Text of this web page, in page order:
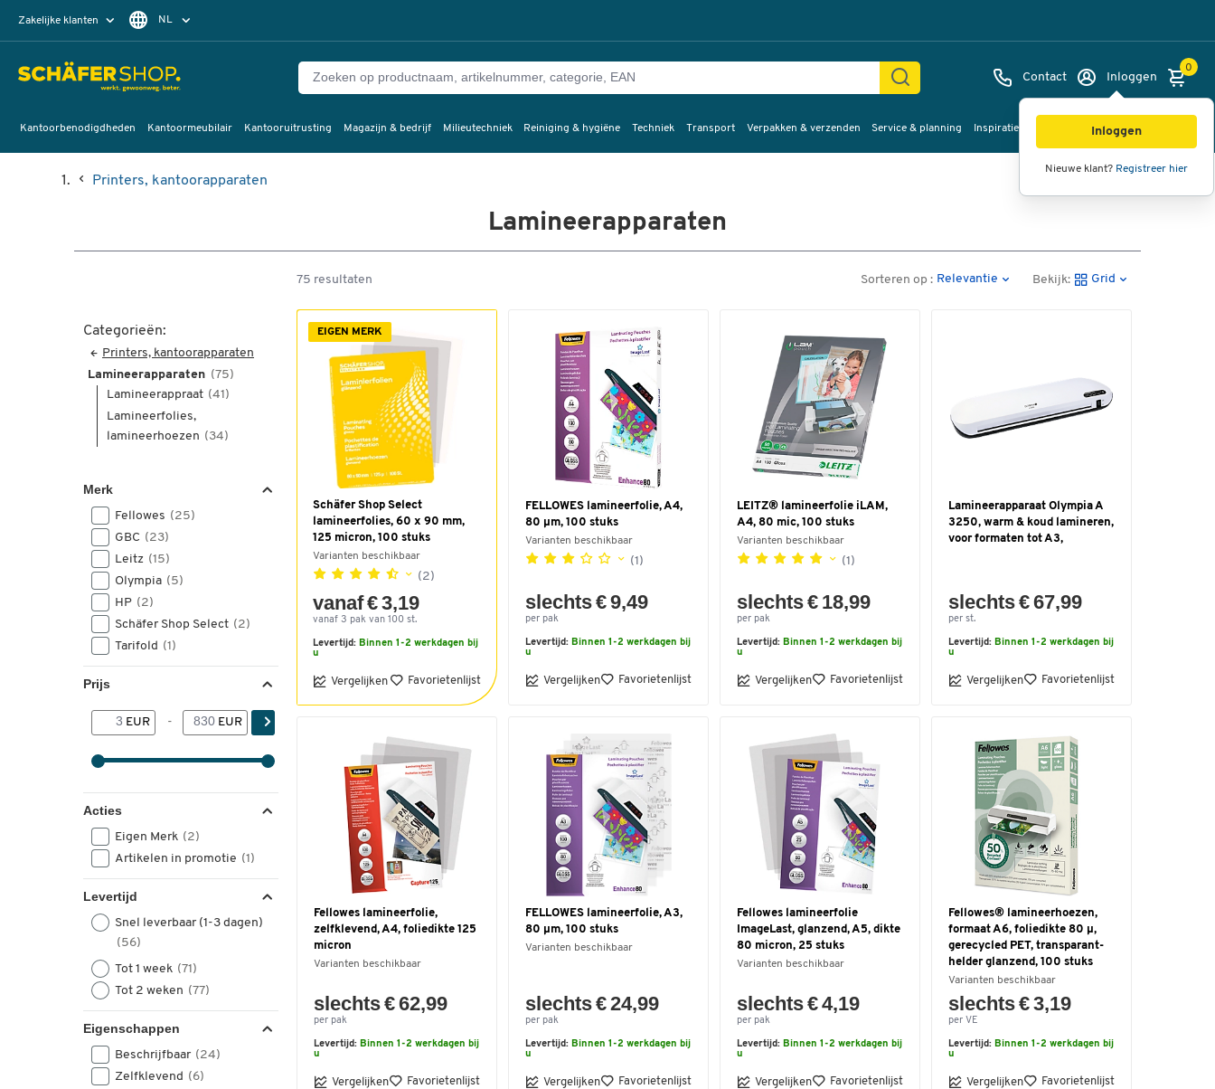
Zakelijke klanten NL
Contact Inloggen
Inloggen
Nieuwe klant? Registreer hier
0
Kantoorbenodigdheden Kantoormeubilair Kantooruitrusting Magazijn & bedrijf Milieutechniek Reiniging & hygiëne Techniek Transport Verpakken & verzenden Service & planning Inspiratie
Printers, kantoorapparaten
Lamineerapparaten
Categorieën:
Printers, kantoorapparaten
Lamineerapparaten (75)
Lamineerappraat (41)
Lamineerfolies,
lamineerhoezen (34)
Merk
Fellowes (25)
GBC (23)
Leitz (15)
Olympia (5)
HP (2)
Schäfer Shop Select (2)
Tarifold (1)
Prijs
EUR - EUR
Acties
Eigen Merk (2)
Artikelen in promotie (1)
Levertijd
Snel leverbaar (1-3 dagen)
(56)
Tot 1 week (71)
Tot 2 weken (77)
Eigenschappen
Beschrijfbaar (24)
Zelfklevend (6)
75 resultaten Sorteren op : Relevantie Bekijk: Grid
EIGEN MERK
Schäfer Shop Select
lamineerfolies, 60 x 90 mm,
125 micron, 100 stuks
Varianten beschikbaar
(2)
vanaf € 3,19
vanaf 3 pak van 100 st.
Levertijd: Binnen 1-2 werkdagen bij
u
Vergelijken Favorietenlijst
FELLOWES lamineerfolie, A4,
80 µm, 100 stuks
Varianten beschikbaar
(1)
slechts € 9,49
per pak
Levertijd: Binnen 1-2 werkdagen bij
u
Vergelijken Favorietenlijst
LEITZ® lamineerfolie iLAM,
A4, 80 mic, 100 stuks
Varianten beschikbaar
(1)
slechts € 18,99
per pak
Levertijd: Binnen 1-2 werkdagen bij
u
Vergelijken Favorietenlijst
Lamineerapparaat Olympia A
3250, warm & koud lamineren,
voor formaten tot A3,
slechts € 67,99
per st.
Levertijd: Binnen 1-2 werkdagen bij
u
Vergelijken Favorietenlijst
Fellowes lamineerfolie,
zelfklevend, A4, foliedikte 125
micron
Varianten beschikbaar
slechts € 62,99
per pak
Levertijd: Binnen 1-2 werkdagen bij
u
Vergelijken Favorietenlijst
FELLOWES lamineerfolie, A3,
80 µm, 100 stuks
Varianten beschikbaar
slechts € 24,99
per pak
Levertijd: Binnen 1-2 werkdagen bij
u
Vergelijken Favorietenlijst
Fellowes lamineerfolie
ImageLast, glanzend, A5, dikte
80 micron, 25 stuks
Varianten beschikbaar
slechts € 4,19
per pak
Levertijd: Binnen 1-2 werkdagen bij
u
Vergelijken Favorietenlijst
Fellowes® lamineerhoezen,
formaat A6, foliedikte 80 µ,
gerecycled PET, transparant-
helder glanzend, 100 stuks
Varianten beschikbaar
slechts € 3,19
per VE
Levertijd: Binnen 1-2 werkdagen bij
u
Vergelijken Favorietenlijst